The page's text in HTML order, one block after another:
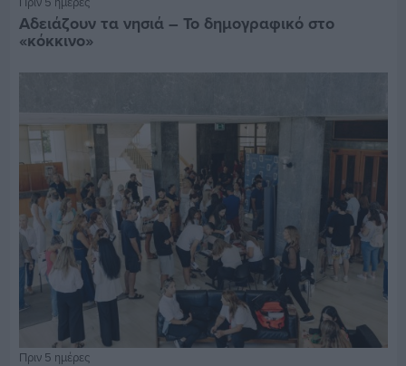
Αδειάζουν τα νησιά – Το δημογραφικό στο
«κόκκινο»
Πριν 5 ημέρες